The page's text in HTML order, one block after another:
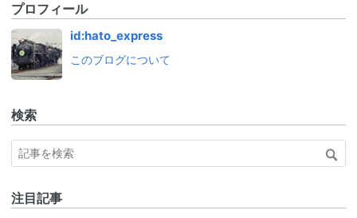
プロフィール
id:hato_express
このブログについて
検索
注目記事